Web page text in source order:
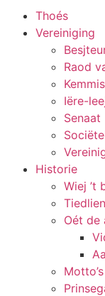
Thoés
Vereiniging
Raod
Iëre-
Senaat
Historie
Wiej ’t
Tiedlien
Oét de
Motto’s